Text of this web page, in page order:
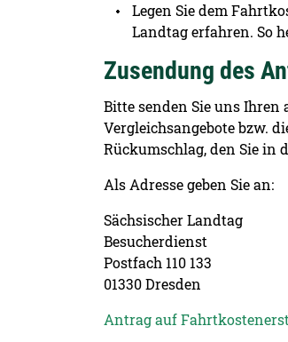
Legen Sie dem
Landtag erfahren. So
Zusendung des
Bitte senden Sie uns
Vergleichsangebote bzw.
Rückumschlag, den Sie in
Als Adresse geben Sie an:
Sächsischer Landtag
Besucherdienst
Postfach 110 133
01330 Dresden
Antrag auf